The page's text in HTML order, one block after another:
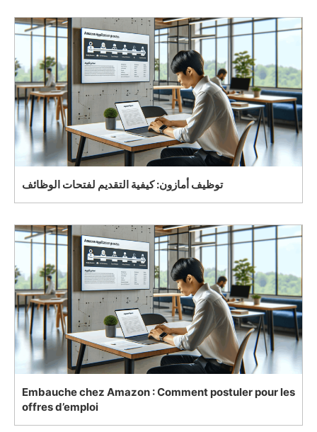
توظيف أمازون: كيفية التقديم لفتحات الوظائف
Embauche chez Amazon : Comment postuler pour les
offres d’emploi